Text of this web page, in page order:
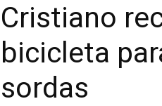
Cristiano
bicicleta
sordas